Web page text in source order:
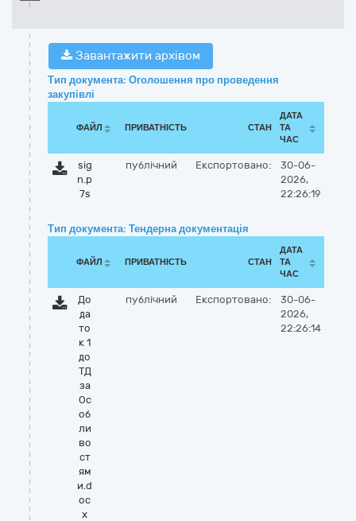
Завантажити архівом
Тип документа: Оголошення про проведення
закупівлі
ФАЙЛ ПРИВАТНІСТЬ СТАН
ДАТА
ТА
ЧАС
sig
n.p
7s
публічний Експортовано:
30-06-
2026,
22:26:19
Тип документа: Тендерна документація
ФАЙЛ ПРИВАТНІСТЬ СТАН
ДАТА
ТА
ЧАС
До
да
то
к 1
до
ТД
за
Ос
об
ли
во
ст
ям
и.d
oc
x
публічний Експортовано:
30-06-
2026,
22:26:14